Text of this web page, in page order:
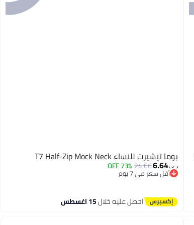
بوما تيشيرت للنساء T7 Half-Zip Mock Neck
د.ب‏6.64
24.66
73% OFF
أقل سعر في 7 يوم
أقل سعر في 7 يوم
احصل عليه خلال15 اغسطس